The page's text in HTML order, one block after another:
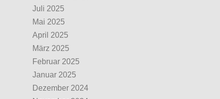
Juli 2025
Mai 2025
April 2025
März 2025
Februar 2025
Januar 2025
Dezember 2024